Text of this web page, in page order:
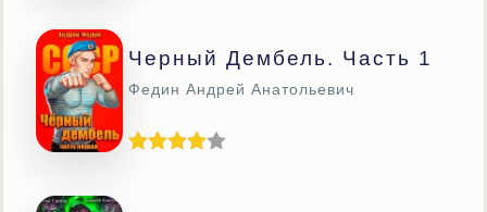
Черный Дембель. Часть 1
Федин Андрей Анатольевич